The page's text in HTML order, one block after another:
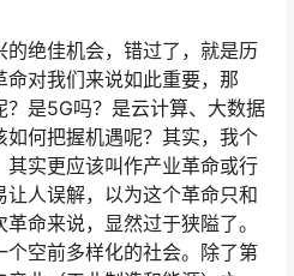
绝佳机会，错过了，就是历
对我们来说如此重要，那
？是5G吗？是云计算、大数据
何把握机遇呢？其实，我个
实更应该叫作产业革命或行
人误解，以为这个革命只和
命来说，显然过于狭隘了。
空前多样化的社会。除了第